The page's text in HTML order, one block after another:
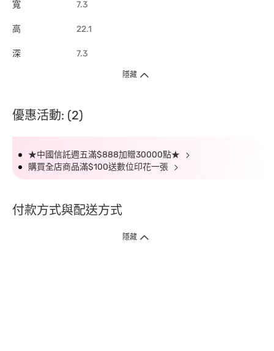
寬 7.3
高 22.1
深 7.3
隱藏
優惠活動: (2)
★中國信託週五滿$888加贈30000點★
購買全店商品滿$100送數位印花一張
付款方式與配送方式
隱藏